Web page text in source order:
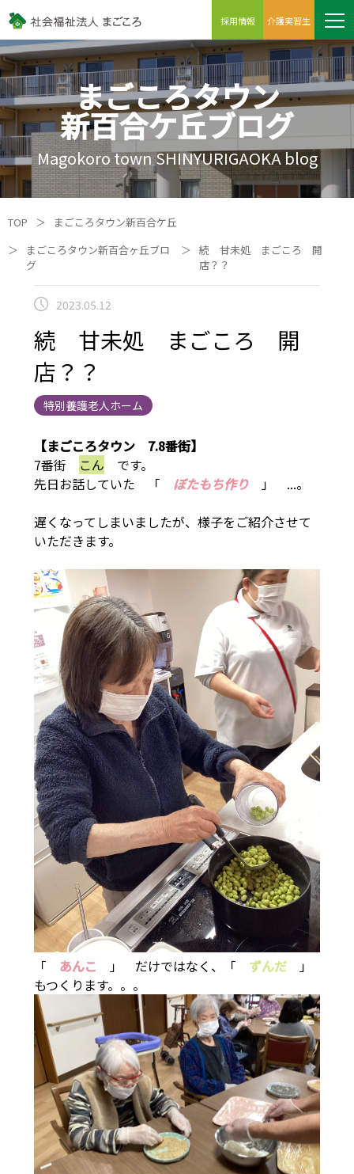
採用情報 介護実習生
まごころタウン
新百合ケ丘ブログ
Magokoro town SHINYURIGAOKA blog
TOP ＞
まごころタウン新百合ケ丘
＞
まごころタウン新百合ヶ丘ブロ
グ
＞ 続 甘未処 まごころ 開
店？？
2023.05.12
続 甘未処 まごころ 開
店？？
特別養護老人ホーム
【まごころタウン 7.8番街】
7番街
こん です。
先日お話していた 「 ぼたもち作り」 ...。
遅くなってしまいましたが、様子をご紹介させて
いただきます。
「 あんこ 」 だけではなく、「 ずんだ」
もつくります。。。